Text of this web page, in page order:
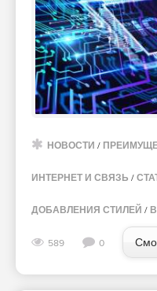
НОВОСТИ /
ИНТЕРНЕТ И СВЯЗЬ /
ДОБАВЛЕНИЯ СТИЛЕЙ /
589 0